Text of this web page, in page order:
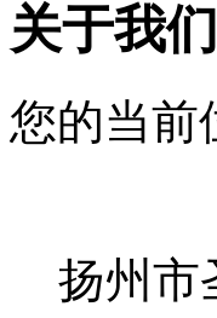
关于我们
您的当前
扬州市